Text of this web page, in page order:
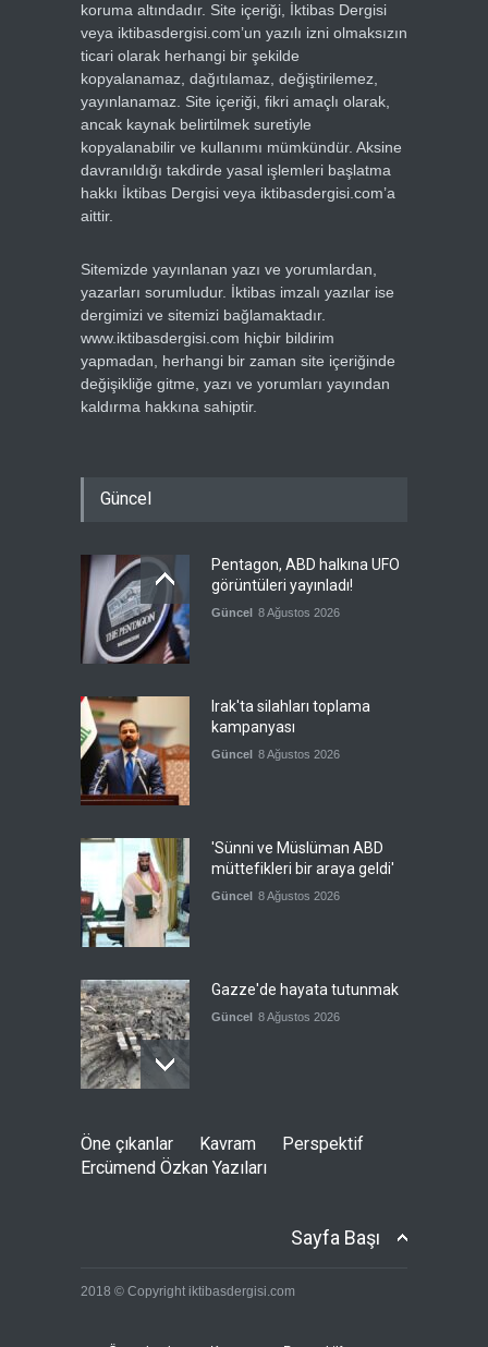
koruma altındadır. Site içeriği, İktibas Dergisi
veya iktibasdergisi.com’un yazılı izni olmaksızın
ticari olarak herhangi bir şekilde
kopyalanamaz, dağıtılamaz, değiştirilemez,
yayınlanamaz. Site içeriği, fikri amaçlı olarak,
ancak kaynak belirtilmek suretiyle
kopyalanabilir ve kullanımı mümkündür. Aksine
davranıldığı takdirde yasal işlemleri başlatma
hakkı İktibas Dergisi veya iktibasdergisi.com’a
aittir.
Sitemizde yayınlanan yazı ve yorumlardan,
yazarları sorumludur. İktibas imzalı yazılar ise
dergimizi ve sitemizi bağlamaktadır.
www.iktibasdergisi.com hiçbir bildirim
yapmadan, herhangi bir zaman site içeriğinde
değişikliğe gitme, yazı ve yorumları yayından
kaldırma hakkına sahiptir.
Güncel
Pentagon, ABD halkına UFO
görüntüleri yayınladı!
Güncel 8 Ağustos 2026
Irak'ta silahları toplama
kampanyası
Güncel 8 Ağustos 2026
'Sünni ve Müslüman ABD
müttefikleri bir araya geldi'
Güncel 8 Ağustos 2026
Gazze'de hayata tutunmak
Güncel 8 Ağustos 2026
mutabakatın genel
çerçevesi neredeyse
ve NATO üyeliği
Öne çıkanlar Kavram
Perspektif
Ercümend Özkan Yazıları
Sayfa Başı
2018 © Copyright iktibasdergisi.com